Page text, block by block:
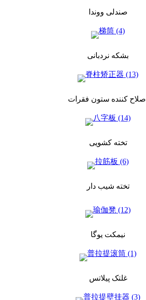
صندلی ووندا
بشکه نردبانی
اصلاح کننده ستون فقرات
تخته کشویی
تخته شیب دار
نیمکت یوگا
غلتک پیلاتس